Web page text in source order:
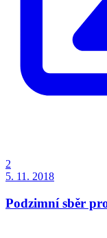
2
5. 11. 2018
Podzimní sběr